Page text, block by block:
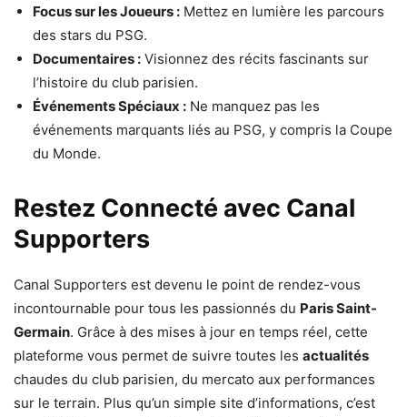
Focus sur les Joueurs : Mettez en lumière les parcours
des stars du PSG.
Documentaires : Visionnez des récits fascinants sur
l’histoire du club parisien.
Événements Spéciaux : Ne manquez pas les
événements marquants liés au PSG, y compris la Coupe
du Monde.
Restez Connecté avec Canal
Supporters
Canal Supporters est devenu le point de rendez-vous
incontournable pour tous les passionnés du Paris Saint-
Germain. Grâce à des mises à jour en temps réel, cette
plateforme vous permet de suivre toutes les actualités
chaudes du club parisien, du mercato aux performances
sur le terrain. Plus qu’un simple site d’informations, c’est